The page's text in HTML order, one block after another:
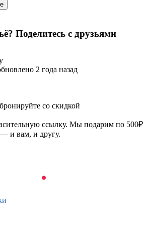
Поделитесь с друзьями
2 года назад
со скидкой
ссылку. Мы подарим по 500₽
и вам, и другу.